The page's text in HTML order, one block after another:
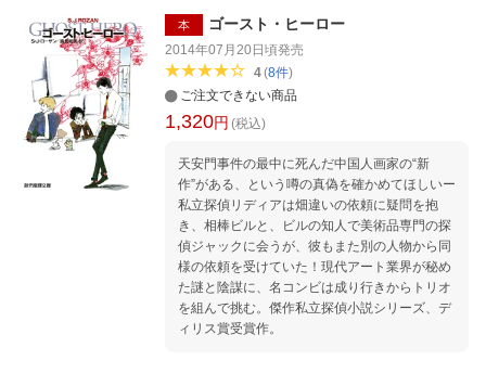
本 ゴースト・ヒーロー
2014年07月20日頃発売
4(8件)
ご注文できない商品
1,320円 (税込)
天安門事件の最中に死んだ中国人画家の“新
作”がある、という噂の真偽を確かめてほしいー
私立探偵リディアは畑違いの依頼に疑問を抱
き、相棒ビルと、ビルの知人で美術品専門の探
偵ジャックに会うが、彼もまた別の人物から同
様の依頼を受けていた！現代アート業界が秘め
た謎と陰謀に、名コンビは成り行きからトリオ
を組んで挑む。傑作私立探偵小説シリーズ、デ
ィリス賞受賞作。